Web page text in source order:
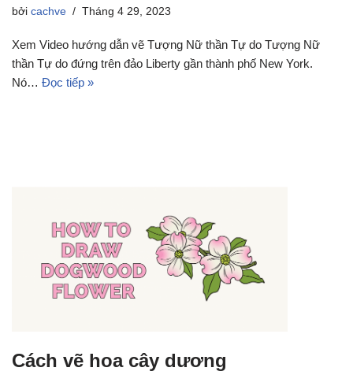
bởi cachve Tháng 4 29, 2023
Xem Video hướng dẫn vẽ Tượng Nữ thần Tự do Tượng Nữ
thần Tự do đứng trên đảo Liberty gần thành phố New York.
Nó… Đọc tiếp »
Cách vẽ hoa cây dương